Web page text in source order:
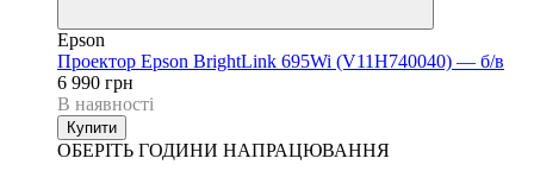
Epson
Проектор Epson BrightLink 695Wi (V11H740040) — б/в
6 990 грн
В наявності
Купити
ОБЕРІТЬ ГОДИНИ НАПРАЦЮВАННЯ